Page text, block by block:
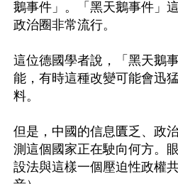
鵝事件」。「黑天鵝事件」
政治圈非常流行。
這位德國學者說，「黑天鵝
能，有時這種改變可能會迅
料。
但是，中國的信息匱乏、政
測這個國家正在駛向何方。
設法與這樣一個壓迫性政權